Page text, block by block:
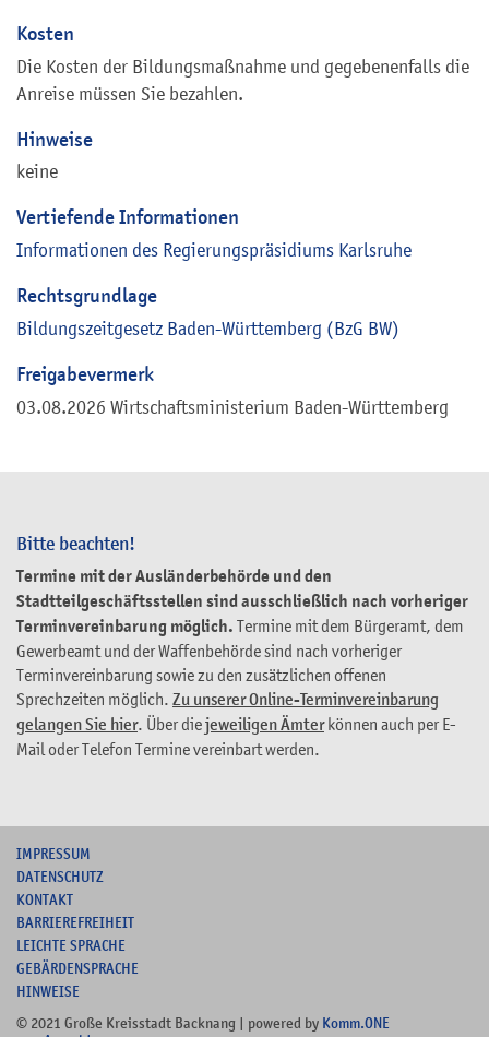
Bitte beachten!
Termine mit der Ausländerbehörde und den
Stadtteilgeschäftsstellen sind ausschließlich nach vorheriger
Terminvereinbarung möglich. Termine mit dem Bürgeramt, dem
Gewerbeamt und der Waffenbehörde sind nach vorheriger
Terminvereinbarung sowie zu den zusätzlichen offenen
Sprechzeiten möglich. Zu unserer Online-Terminvereinbarung
gelangen Sie hier. Über diejeweiligen Ämterkönnen auch per E-
Mail oder Telefon Termine vereinbart werden.
Kosten
Die Kosten der Bildungsmaßnahme und gegebenenfalls die
Anreise müssen Sie bezahlen.
Hinweise
keine
Vertiefende Informationen
Informationen des Regierungspräsidiums Karlsruhe
Rechtsgrundlage
Bildungszeitgesetz Baden-Württemberg (BzG BW)
Freigabevermerk
03.08.2026 Wirtschaftsministerium Baden-Württemberg
IMPRESSUM
DATENSCHUTZ
KONTAKT
BARRIEREFREIHEIT
L EICHTE SPRACHE
GEBÄRDENSPRACHE
HINWEISE
© 2021 Große Kreisstadt Backnang | powered by Komm.ONE